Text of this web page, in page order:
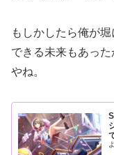
もしかしたら俺が
できる未来もあっ
やね。